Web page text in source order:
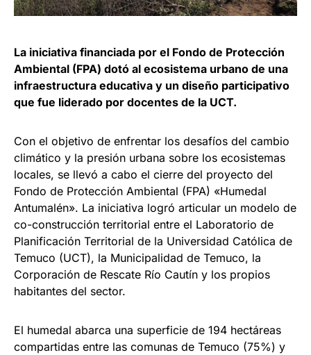
La iniciativa financiada por el Fondo de Protección
Ambiental (FPA) dotó al ecosistema urbano de una
infraestructura educativa y un diseño participativo
que fue liderado por docentes de la UCT.
Con el objetivo de enfrentar los desafíos del cambio
climático y la presión urbana sobre los ecosistemas
locales, se llevó a cabo el cierre del proyecto del
Fondo de Protección Ambiental (FPA) «Humedal
Antumalén». La iniciativa logró articular un modelo de
co-construcción territorial entre el Laboratorio de
Planificación Territorial de la Universidad Católica de
Temuco (UCT), la Municipalidad de Temuco, la
Corporación de Rescate Río Cautín y los propios
habitantes del sector.
El humedal abarca una superficie de 194 hectáreas
compartidas entre las comunas de Temuco (75%) y